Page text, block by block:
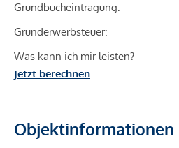
Grundbucheintragung:
Grunderwerbsteuer:
Was kann ich mir leisten?
Jetzt berechnen
Objektinformationen